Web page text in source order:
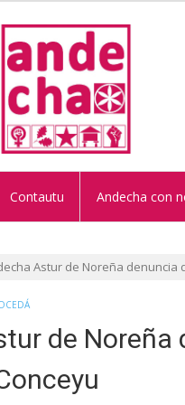
Contautu Andecha con
Astur de Noreña denuncia
de